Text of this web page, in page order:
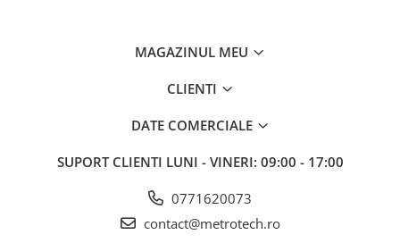
MAGAZINUL MEU
CLIENTI
DATE COMERCIALE
SUPORT CLIENTI LUNI - VINERI: 09:00 - 17:00
0771620073
contact@metrotech.ro